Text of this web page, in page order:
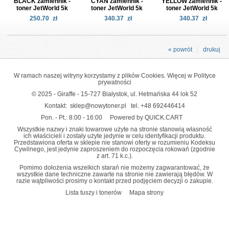
toner JetWorld 5k
250.70 zł
toner JetWorld 5k
340.37 zł
toner JetWorld 5k
340.37 zł
drukuj
« powrót
W ramach naszej witryny korzystamy z plików Cookies. Więcej w Polityce
prywatności
© 2025 - Giraffe - 15-727 Białystok, ul. Hetmańska 44 lok 52
Kontakt: sklep@nowytoner.pl tel. +48 692446414
Pon. - Pt.: 8:00 - 16:00
Powered by QUICK.CART
Wszystkie nazwy i znaki towarowe użyte na stronie stanowią własność
ich właścicieli i zostały użyte jedynie w celu identyfikacji produktu.
Przedstawiona oferta w sklepie nie stanowi oferty w rozumieniu Kodeksu
Cywilnego, jest jedynie zaproszeniem do rozpoczęcia rokowań (zgodnie
z art. 71 k.c.).
Pomimo dołożenia wszelkich starań nie możemy zagwarantować, że
wszystkie dane techniczne zawarte na stronie nie zawierają błędów. W
razie wątpliwości prosimy o kontakt przed podjęciem decyzji o zakupie.
Lista tuszy i tonerów
Mapa strony